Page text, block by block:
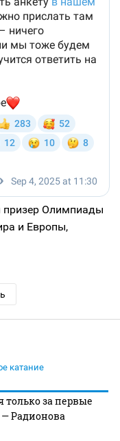
призер Олимпиады
и Европы,
катание
только за первые
Радионова